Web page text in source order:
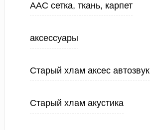
ААС сетка, ткань, карпет
аксессуары
Старый хлам аксес автозвук
Старый хлам акустика